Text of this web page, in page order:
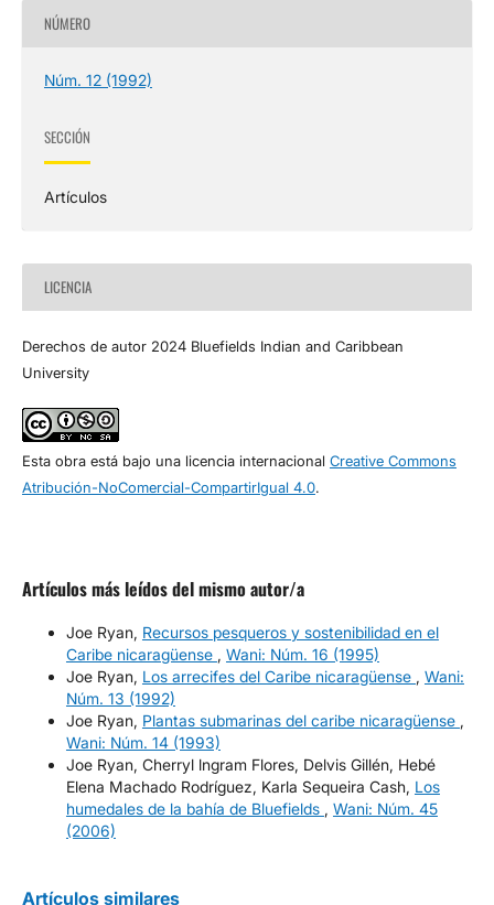
NÚMERO
Núm. 12 (1992)
SECCIÓN
Artículos
LICENCIA
Derechos de autor 2024 Bluefields Indian and Caribbean
University
Esta obra está bajo una licencia internacional Creative Commons
Atribución-NoComercial-CompartirIgual 4.0.
Artículos más leídos del mismo autor/a
Joe Ryan, Recursos pesqueros y sostenibilidad en el
Caribe nicaragüense , Wani: Núm. 16 (1995)
Joe Ryan, Los arrecifes del Caribe nicaragüense , Wani:
Núm. 13 (1992)
Joe Ryan, Plantas submarinas del caribe nicaragüense ,
Wani: Núm. 14 (1993)
Joe Ryan, Cherryl lngram Flores, Delvis Gillén, Hebé
Elena Machado Rodríguez, Karla Sequeira Cash, Los
humedales de la bahía de Bluefields , Wani: Núm. 45
(2006)
Artículos similares